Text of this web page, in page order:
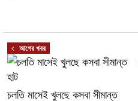
আগের খবর
চলতি মাসেই খুলছে কসবা সীমান্ত